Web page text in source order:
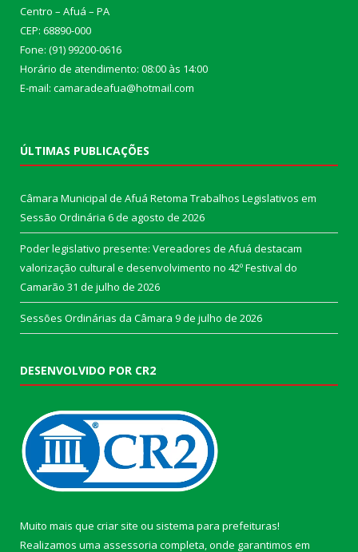
Centro – Afuá – PA
CEP: 68890-000
Fone: (91) 99200-0616
Horário de atendimento: 08:00 às 14:00
E-mail: camaradeafua@hotmail.com
ÚLTIMAS PUBLICAÇÕES
Câmara Municipal de Afuá Retoma Trabalhos Legislativos em
Sessão Ordinária 6 de agosto de 2026
Poder legislativo presente: Vereadores de Afuá destacam
valorização cultural e desenvolvimento no 42º Festival do
Camarão 31 de julho de 2026
Sessões Ordinárias da Câmara 9 de julho de 2026
DESENVOLVIDO POR CR2
Muito mais que criar site ou sistema para prefeituras!
Realizamos uma assessoria completa, onde garantimos em